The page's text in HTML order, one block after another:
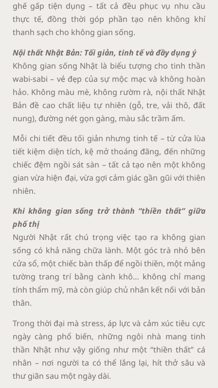
ghế gấp tiện dụng – tất cả đều phục vụ nhu cầu
thực tế, đồng thời góp phần tạo nên không khí
thanh sạch cho không gian sống.
Nội thất Nhật Bản: Tối giản, tinh tế và đầy dụng ý
Không gian sống Nhật là biểu tượng cho tinh thần
wabi-sabi – vẻ đẹp của sự mộc mạc và không hoàn
hảo. Không màu mè, không rườm rà, nội thất Nhật
Bản đề cao chất liệu tự nhiên (gỗ, tre, vải thô, đất
nung), đường nét gọn gàng, màu sắc trầm ấm.
Mỗi chi tiết đều tối giản nhưng tinh tế – từ cửa lùa
tiết kiệm diện tích, kệ mở thoáng đãng, đến những
chiếc đệm ngồi sát sàn – tất cả tạo nên một không
gian vừa hiện đại, vừa gợi cảm giác gần gũi với thiên
nhiên.
Khi không gian sống trở thành “thiền thất” giữa
phố thị
Người Nhật rất chú trọng việc tạo ra không gian
sống có khả năng chữa lành. Một góc trà nhỏ bên
cửa sổ, một chiếc bàn thấp để ngồi thiền, một mảng
tường trang trí bằng cành khô… không chỉ mang
tính thẩm mỹ, mà còn giúp chủ nhân kết nối với bản
thân.
Trong thời đại mà stress, áp lực và cảm xúc tiêu cực
ngày càng phổ biến, những ngôi nhà mang tinh
thần Nhật như vậy giống như một “thiền thất” cá
nhân – nơi người ta có thể lắng lại, hít thở sâu và
thư giãn sau một ngày dài.